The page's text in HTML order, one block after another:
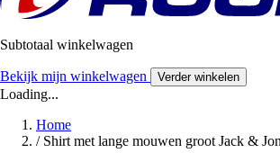
Subtotaal winkelwagen
Bekijk mijn winkelwagen Verder winkelen
Loading...
Home
/ Shirt met lange mouwen groot Jack &